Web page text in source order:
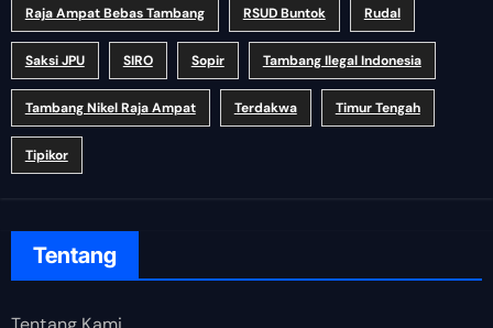
Raja Ampat Bebas Tambang RSUD Buntok Rudal
Saksi JPU SIRO Sopir Tambang Ilegal Indonesia
Tambang Nikel Raja Ampat Terdakwa Timur Tengah
Tipikor
Tentang